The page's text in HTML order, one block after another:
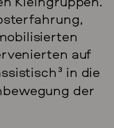
auf
3 in die
der